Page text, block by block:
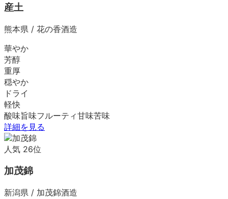
産土
熊本県 / 花の香酒造
華やか
芳醇
重厚
穏やか
ドライ
軽快
酸味旨味フルーティ甘味苦味
詳細を見る
人気 26位
加茂錦
新潟県 / 加茂錦酒造